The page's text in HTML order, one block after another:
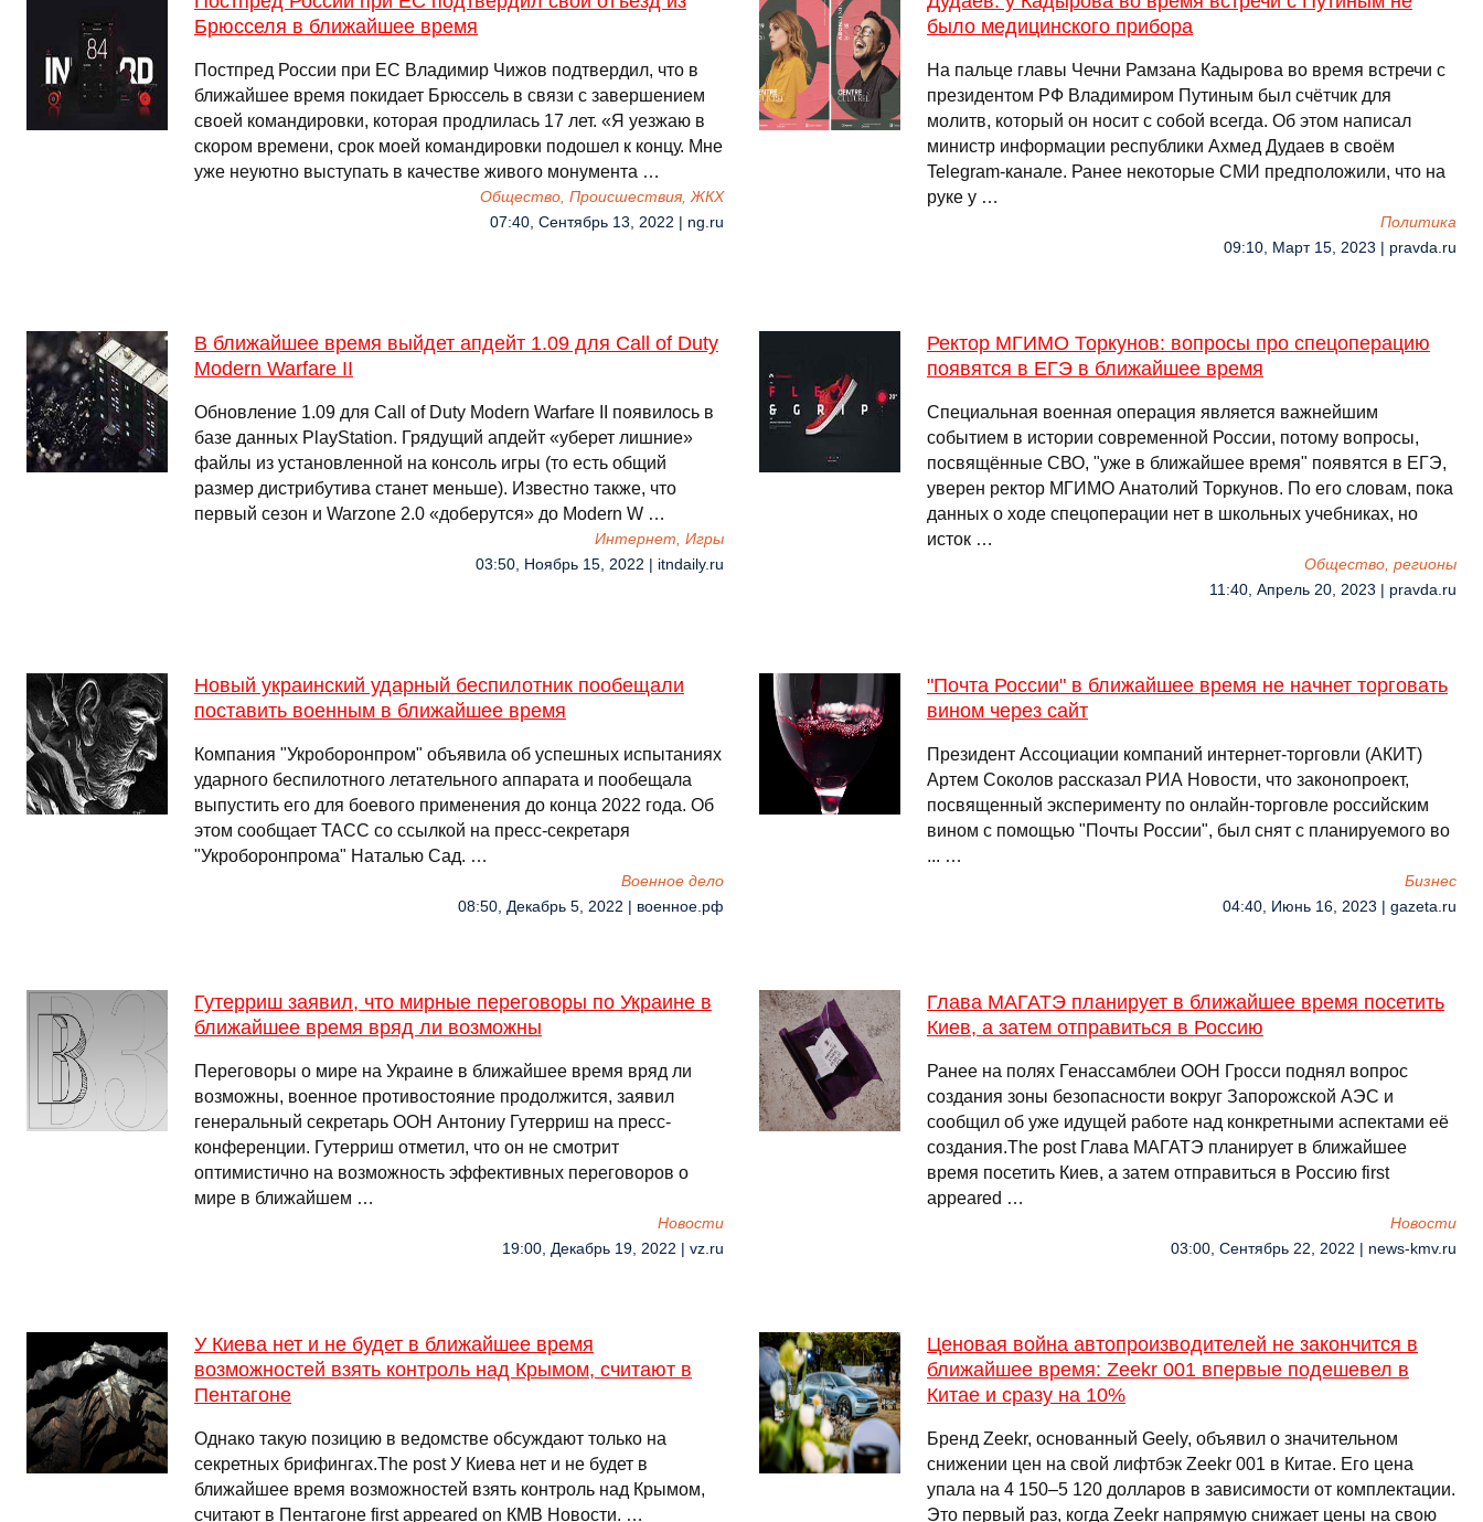
Брюсселя в ближайшее время
Постпред России при ЕС Владимир Чижов подтвердил, что в
ближайшее время покидает Брюссель в связи с завершением
своей командировки, которая продлилась 17 лет. «Я уезжаю в
скором времени, срок моей командировки подошел к концу. Мне
уже неуютно выступать в качестве живого монумента …
Общество, Происшествия, ЖКХ
07:40, Сентябрь 13, 2022 | ng.ru
было медицинского прибора
На пальце главы Чечни Рамзана Кадырова во время встречи с
президентом РФ Владимиром Путиным был счётчик для
молитв, который он носит с собой всегда. Об этом написал
министр информации республики Ахмед Дудаев в своём
Telegram-канале. Ранее некоторые СМИ предположили, что на
руке у …
Политика
09:10, Март 15, 2023 | pravda.ru
В ближайшее время выйдет апдейт 1.09 для Call of Duty
Modern Warfare II
Обновление 1.09 для Call of Duty Modern Warfare II появилось в
базе данных PlayStation. Грядущий апдейт «уберет лишние»
файлы из установленной на консоль игры (то есть общий
размер дистрибутива станет меньше). Известно также, что
первый сезон и Warzone 2.0 «доберутся» до Modern W …
Интернет, Игры
03:50, Ноябрь 15, 2022 | itndaily.ru
Ректор МГИМО Торкунов: вопросы про спецоперацию
появятся в ЕГЭ в ближайшее время
Специальная военная операция является важнейшим
событием в истории современной России, потому вопросы,
посвящённые СВО, "уже в ближайшее время" появятся в ЕГЭ,
уверен ректор МГИМО Анатолий Торкунов. По его словам, пока
данных о ходе спецоперации нет в школьных учебниках, но
исток …
Общество, регионы
11:40, Апрель 20, 2023 | pravda.ru
Новый украинский ударный беспилотник пообещали
поставить военным в ближайшее время
Компания "Укроборонпром" объявила об успешных испытаниях
ударного беспилотного летательного аппарата и пообещала
выпустить его для боевого применения до конца 2022 года. Об
этом сообщает ТАСС со ссылкой на пресс-секретаря
"Укроборонпрома" Наталью Сад. …
Военное дело
08:50, Декабрь 5, 2022 | военное.рф
"Почта России" в ближайшее время не начнет торговать
вином через сайт
Президент Ассоциации компаний интернет-торговли (АКИТ)
Артем Соколов рассказал РИА Новости, что законопроект,
посвященный эксперименту по онлайн-торговле российским
вином с помощью "Почты России", был снят с планируемого во
... …
Бизнес
04:40, Июнь 16, 2023 | gazeta.ru
Гутерриш заявил, что мирные переговоры по Украине в
ближайшее время вряд ли возможны
Переговоры о мире на Украине в ближайшее время вряд ли
возможны, военное противостояние продолжится, заявил
генеральный секретарь ООН Антониу Гутерриш на пресс-
конференции. Гутерриш отметил, что он не смотрит
оптимистично на возможность эффективных переговоров о
мире в ближайшем …
Новости
19:00, Декабрь 19, 2022 | vz.ru
Глава МАГАТЭ планирует в ближайшее время посетить
Киев, а затем отправиться в Россию
Ранее на полях Генассамблеи ООН Гросси поднял вопрос
создания зоны безопасности вокруг Запорожской АЭС и
сообщил об уже идущей работе над конкретными аспектами её
создания.The post Глава МАГАТЭ планирует в ближайшее
время посетить Киев, а затем отправиться в Россию first
appeared …
Новости
03:00, Сентябрь 22, 2022 | news-kmv.ru
У Киева нет и не будет в ближайшее время
возможностей взять контроль над Крымом, считают в
Пентагоне
Однако такую позицию в ведомстве обсуждают только на
секретных брифингах.The post У Киева нет и не будет в
ближайшее время возможностей взять контроль над Крымом,
считают в Пентагоне first appeared on КМВ Новости. …
Ценовая война автопроизводителей не закончится в
ближайшее время: Zeekr 001 впервые подешевел в
Китае и сразу на 10%
Бренд Zeekr, основанный Geely, объявил о значительном
снижении цен на свой лифтбэк Zeekr 001 в Китае. Его цена
упала на 4 150–5 120 долларов в зависимости от комплектации.
Это первый раз, когда Zeekr напрямую снижает цены на свою